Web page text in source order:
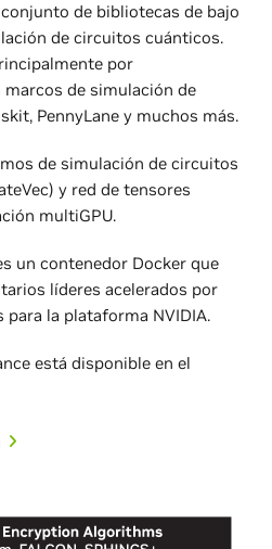
de bibliotecas de bajo
de circuitos cuánticos.
por
de simulación de
PennyLane y muchos más.
de simulación de circuitos
y red de tensores
multiGPU.
un contenedor Docker que
líderes acelerados por
la plataforma NVIDIA.
está disponible en el